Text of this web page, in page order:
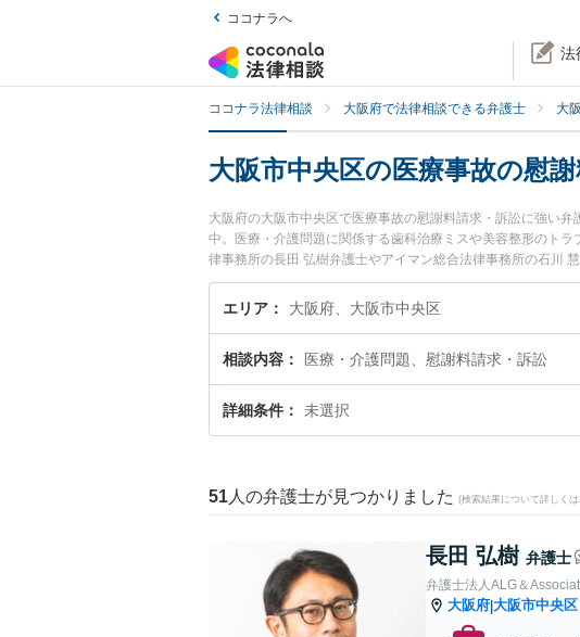
ココナラへ
法
ココナラ法律相談 大阪府で法律相談できる弁護士 大
大阪市中央区の医療事故の慰
大阪府の大阪市中央区で医療事故の慰謝料請求・訴訟に強い
中。医療・介護問題に関係する歯科治療ミスや美容整形のト
律事務所の長田 弘樹弁護士やアイマン総合法律事務所の石川
阪市中央区で土日や夜間に発生した医療事故の慰謝料請求・
護士を検索したい』『初回相談無料で医療事故の慰謝料請求
エリア 大阪府、大阪市中央区
相談内容 医療・介護問題、慰謝料請求・訴訟
詳細条件 未選択
51 人の弁護士が見つかりました (検索結果について詳しくは
長田 弘樹 弁護士
弁護士法人ALG＆
大阪府|大阪市中央区